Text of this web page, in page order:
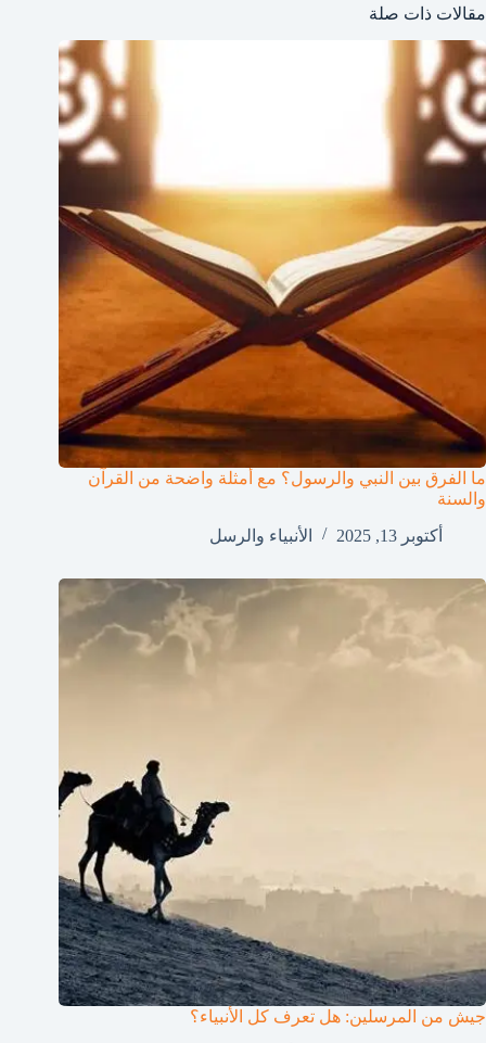
مقالات ذات صلة
ما الفرق بين النبي والرسول؟ مع أمثلة واضحة من القرآن
والسنة
أكتوبر 13, 2025
الأنبياء والرسل
جيش من المرسلين: هل تعرف كل الأنبياء؟